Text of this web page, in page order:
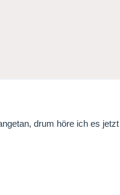
drum höre ich es